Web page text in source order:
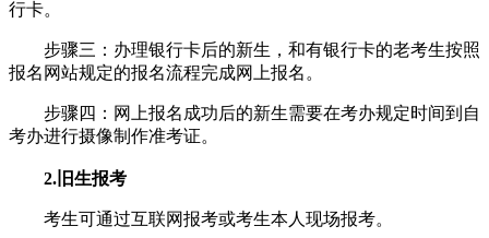
行卡。
步骤三：办理银行卡后的新生，和有银行卡的老考生按照
报名网站规定的报名流程完成网上报名。
步骤四：网上报名成功后的新生需要在考办规定时间到自
考办进行摄像制作准考证。
2.旧生报考
考生可通过互联网报考或考生本人现场报考。